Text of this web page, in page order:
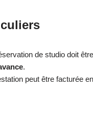
de studio doit
.
peut être facturée